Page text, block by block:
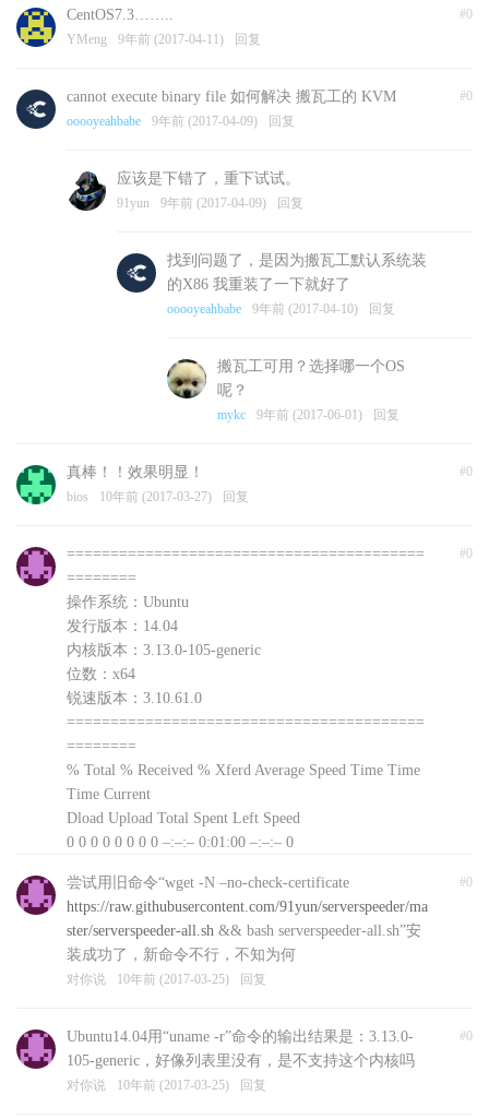
#0
CentOS7.3……..
YMeng 9年前 (2017-04-11) 回复
#0
cannot execute binary file 如何解决 搬瓦工的 KVM
ooooyeahbabe 9年前 (2017-04-09) 回复
应该是下错了，重下试试。
91yun 9年前 (2017-04-09) 回复
找到问题了，是因为搬瓦工默认系统装
的X86 我重装了一下就好了
ooooyeahbabe 9年前 (2017-04-10) 回复
搬瓦工可用？选择哪一个OS
呢？
mykc 9年前 (2017-06-01) 回复
#0
真棒！！效果明显！
bios 10年前 (2017-03-27) 回复
#0
=========================================
========
操作系统：Ubuntu
发行版本：14.04
内核版本：3.13.0-105-generic
位数：x64
锐速版本：3.10.61.0
=========================================
========
% Total % Received % Xferd Average Speed Time Time
Time Current
Dload Upload Total Spent Left Speed
0 0 0 0 0 0 0 0 –:–:– 0:01:00 –:–:– 0
文件下载失败，自动退出，可以前往
http://www.91yun.org/serverspeeder91yun手动下载安装
包
对你说 10年前 (2017-03-25) 回复
#0
尝试用旧命令“wget -N –no-check-certificate
https://raw.githubusercontent.com/91yun/serverspeeder/ma
ster/serverspeeder-all.sh && bash serverspeeder-all.sh”安
装成功了，新命令不行，不知为何
对你说 10年前 (2017-03-25) 回复
#0
Ubuntu14.04用“uname -r”命令的输出结果是：3.13.0-
105-generic，好像列表里没有，是不支持这个内核吗
对你说 10年前 (2017-03-25) 回复